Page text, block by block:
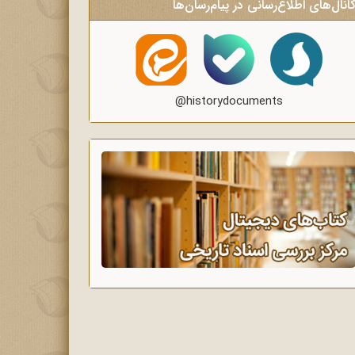
اطلاع‌رسانی در پیام‌رسان‌ها
@historydocuments